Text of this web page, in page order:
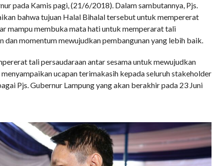
pada Kamis pagi, (21/6/2018). Dalam sambutannya, Pjs.
bahwa tujuan Halal Bihalal tersebut untuk mempererat
mampu membuka mata hati untuk memperarat tali
dan momentum mewujudkan pembangunan yang lebih baik.
tali persaudaraan antar sesama untuk mewujudkan
ucapan terimakasih kepada seluruh stakeholder
Pjs. Gubernur Lampung yang akan berakhir pada 23 Juni